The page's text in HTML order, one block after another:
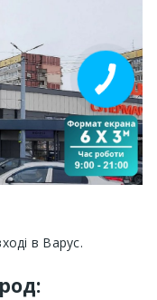
в Варус.
: